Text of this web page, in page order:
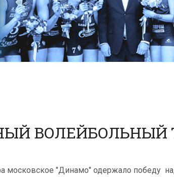
ВОЛЕЙБОЛЬНЫЙ
московское "Динамо" одержало победу